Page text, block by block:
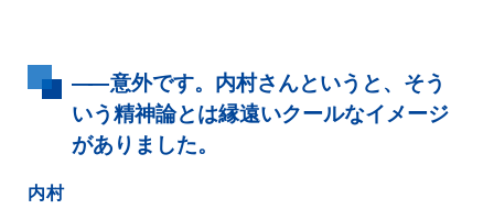
――意外です。内村さんというと、そう
いう精神論とは縁遠いクールなイメージ
がありました。
内村